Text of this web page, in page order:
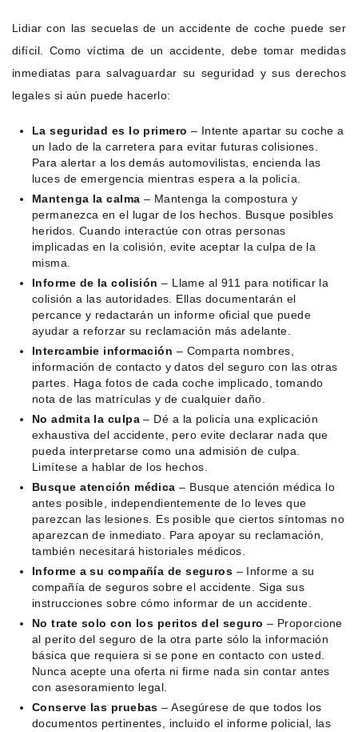
Lidiar con las secuelas de un accidente de coche puede ser
difícil. Como víctima de un accidente, debe tomar medidas
inmediatas para salvaguardar su seguridad y sus derechos
legales si aún puede hacerlo:
La seguridad es lo primero – Intente apartar su coche a
un lado de la carretera para evitar futuras colisiones.
Para alertar a los demás automovilistas, encienda las
luces de emergencia mientras espera a la policía.
Mantenga la calma – Mantenga la compostura y
permanezca en el lugar de los hechos. Busque posibles
heridos. Cuando interactúe con otras personas
implicadas en la colisión, evite aceptar la culpa de la
misma.
Informe de la colisión – Llame al 911 para notificar la
colisión a las autoridades. Ellas documentarán el
percance y redactarán un informe oficial que puede
ayudar a reforzar su reclamación más adelante.
Intercambie información – Comparta nombres,
información de contacto y datos del seguro con las otras
partes. Haga fotos de cada coche implicado, tomando
nota de las matrículas y de cualquier daño.
No admita la culpa– Dé a la policía una explicación
exhaustiva del accidente, pero evite declarar nada que
pueda interpretarse como una admisión de culpa.
Limítese a hablar de los hechos.
Busque atención médica – Busque atención médica lo
antes posible, independientemente de lo leves que
parezcan las lesiones. Es posible que ciertos síntomas no
aparezcan de inmediato. Para apoyar su reclamación,
también necesitará historiales médicos.
Informe a su compañía de seguros – Informe a su
compañía de seguros sobre el accidente. Siga sus
instrucciones sobre cómo informar de un accidente.
No trate solo con los peritos del seguro – Proporcione
al perito del seguro de la otra parte sólo la información
básica que requiera si se pone en contacto con usted.
Nunca acepte una oferta ni firme nada sin contar antes
con asesoramiento legal.
Conserve las pruebas – Asegúrese de que todos los
documentos pertinentes, incluido el informe policial, las